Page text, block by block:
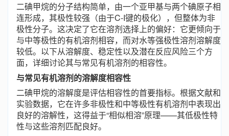
二碘甲烷的分子结构简单，由一个亚甲基与两个碘原子相
连形成，其极性较强（由于C-I键的极化），但整体为非
极性分子。这决定了它在溶剂选择上的偏好：它更倾向于
与中等极性的有机溶剂相容，而对水等强极性溶剂溶解度
较低。以下从溶解度、稳定性以及潜在反应风险三个方
面，详细讨论其与常见有机溶剂的相容性。
与常见有机溶剂的溶解度相容性
二碘甲烷的溶解度是评估相容性的首要指标。根据文献和
实验数据，它在许多非极性和中等极性有机溶剂中表现出
良好的溶解性，这得益于“相似相溶”原理——其低极性特
性与这些溶剂匹配良好。